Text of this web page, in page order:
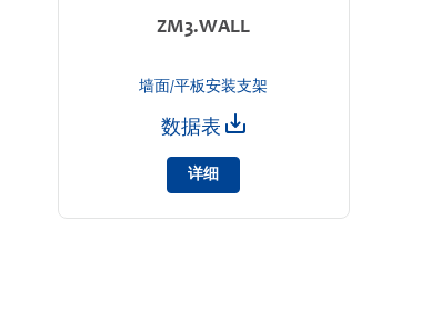
ZM3.WALL
墙面/平板安装支架
数据表
详细